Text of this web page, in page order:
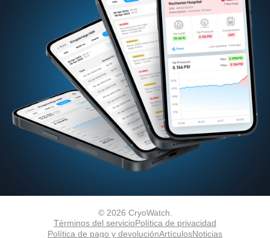
© 2026 CryoWatch.
Términos del servicioPolítica de privacidad
Política de pago y devoluciónArtículosNoticias